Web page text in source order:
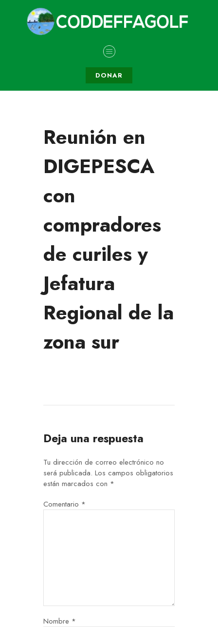
DONAR
Reunión en
DIGEPESCA
con
compradores
de curiles y
Jefatura
Regional de la
zona sur
Deja una respuesta
Tu dirección de correo electrónico no
será publicada. Los campos obligatorios
están marcados con *
Comentario *
Nombre *